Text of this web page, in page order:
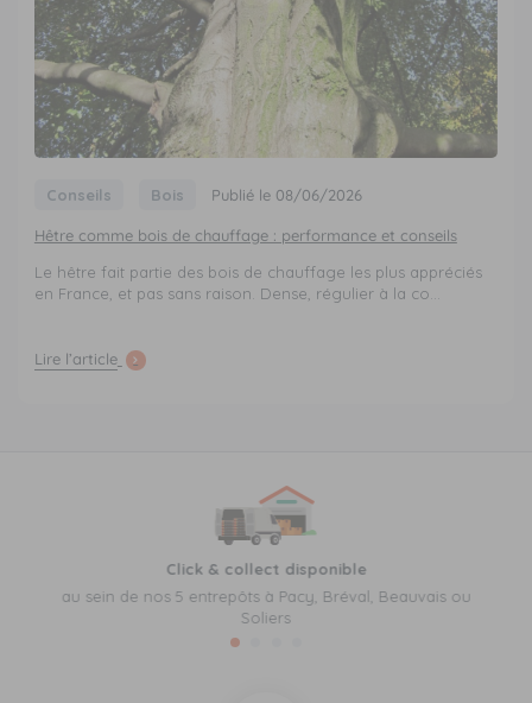
Conseils Bois Publié le 08/06/2026
Hêtre comme bois de chauffage : performance et conseils
Le hêtre fait partie des bois de chauffage les plus appréciés
en France, et pas sans raison. Dense, régulier à la co...
Lire l’article
Click & collect disponible
au sein de nos 5 entrepôts à Pacy, Bréval, Beauvais ou
Soliers